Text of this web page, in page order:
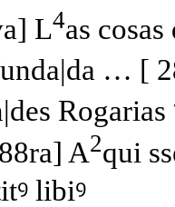
L4as
… [
A2qui
libiꝰ